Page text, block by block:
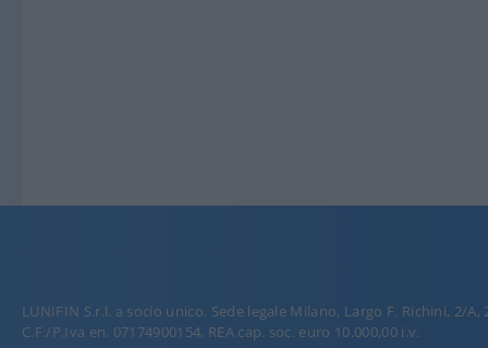
LUNIFIN S.r.l. a socio unico. Sede legale Milano, Largo F. Richini, 2/A,
C.F./P.Iva en. 07174900154, REA cap. soc. euro 10.000,00 i.v.